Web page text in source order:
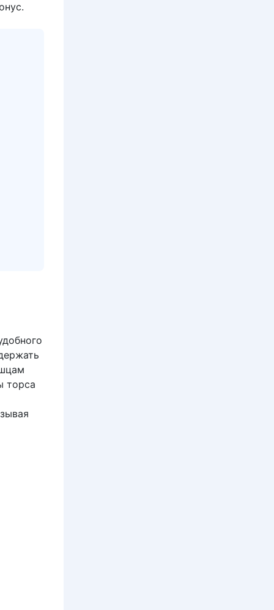
торса